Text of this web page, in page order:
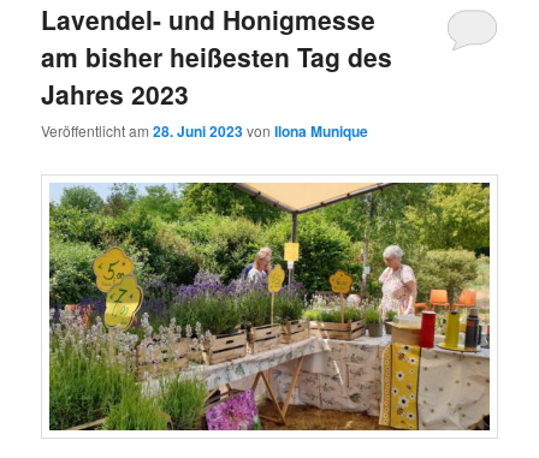
Lavendel- und Honigmesse
am bisher heißesten Tag des
Jahres 2023
Veröffentlicht am28. Juni 2023vonIlona Munique